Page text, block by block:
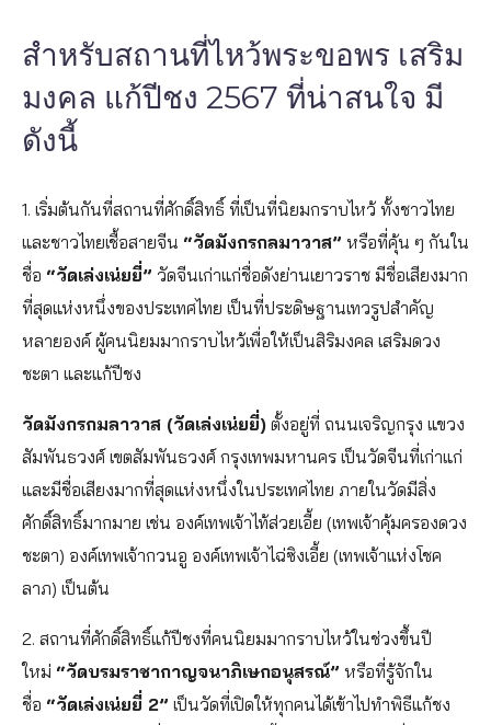
สำหรับสถานที่ไหว้พระขอพร เสริม
มงคล แก้ปีชง 2567 ที่น่าสนใจ มี
ดังนี้
1. เริ่มต้นกันที่สถานที่ศักดิ์สิทธิ์ ที่เป็นที่นิยมกราบไหว้ ทั้งชาวไทย
และชาวไทยเชื้อสายจีน “วัดมังกรกลมาวาส” หรือที่คุ้น ๆ กันใน
ชื่อ “วัดเล่งเน่ยยี่” วัดจีนเก่าแก่ชื่อดังย่านเยาวราช มีชื่อเสียงมาก
ที่สุดแห่งหนึ่งของประเทศไทย เป็นที่ประดิษฐานเทวรูปสำคัญ
หลายองค์ ผู้คนนิยมมากราบไหว้เพื่อให้เป็นสิริมงคล เสริมดวง
ชะตา และแก้ปีชง
วัดมังกรกมลาวาส (วัดเล่งเน่ยยี่) ตั้งอยู่ที่ ถนนเจริญกรุง แขวง
สัมพันธวงศ์ เขตสัมพันธวงศ์ กรุงเทพมหานคร เป็นวัดจีนที่เก่าแก่
และมีชื่อเสียงมากที่สุดแห่งหนึ่งในประเทศไทย ภายในวัดมีสิ่ง
ศักดิ์สิทธิ์มากมาย เช่น องค์เทพเจ้าไท้ส่วยเอี้ย (เทพเจ้าคุ้มครองดวง
ชะตา) องค์เทพเจ้ากวนอู องค์เทพเจ้าไฉ่ซิงเอี้ย (เทพเจ้าแห่งโชค
ลาภ) เป็นต้น
2. สถานที่ศักดิ์สิทธิ์แก้ปีชงที่คนนิยมมากราบไหว้ในช่วงขึ้นปี
ใหม่ “วัดบรมราชากาญจนาภิเษกอนุสรณ์” หรือที่รู้จักใน
ชื่อ “วัดเล่งเน่ยยี่ 2” เป็นวัดที่เปิดให้ทุกคนได้เข้าไปทำพิธีแก้ชง